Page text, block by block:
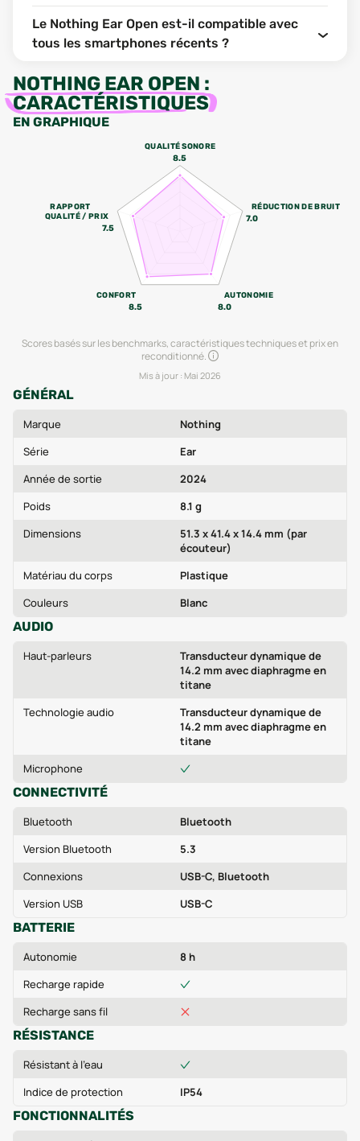
Le Nothing Ear Open est-il compatible avec
tous les smartphones récents ?
NOTHING EAR OPEN :
CARACTÉRISTIQUES
EN GRAPHIQUE
QUALITÉ SONORE
8.5
RÉDUCTION DE BRUIT
7.0
AUTONOMIE
8.0
CONFORT
8.5
RAPPORT
QUALITÉ / PRIX
7.5
Scores basés sur les benchmarks, caractéristiques techniques et prix en
reconditionné.
Mis à jour : Mai 2026
GÉNÉRAL
Marque
Nothing
Série
Ear
Année de sortie
2024
Poids
8.1 g
Dimensions
51.3 x 41.4 x 14.4 mm (par
écouteur)
Matériau du corps
Plastique
Couleurs
Blanc
AUDIO
Haut-parleurs
Transducteur dynamique de
14.2 mm avec diaphragme en
titane
Technologie audio
Transducteur dynamique de
14.2 mm avec diaphragme en
titane
Microphone
CONNECTIVITÉ
Bluetooth
Bluetooth
Version Bluetooth
5.3
Connexions
USB-C, Bluetooth
Version USB
USB-C
BATTERIE
Autonomie
8 h
Recharge rapide
Recharge sans fil
RÉSISTANCE
Résistant à l'eau
Indice de protection
IP54
FONCTIONNALITÉS